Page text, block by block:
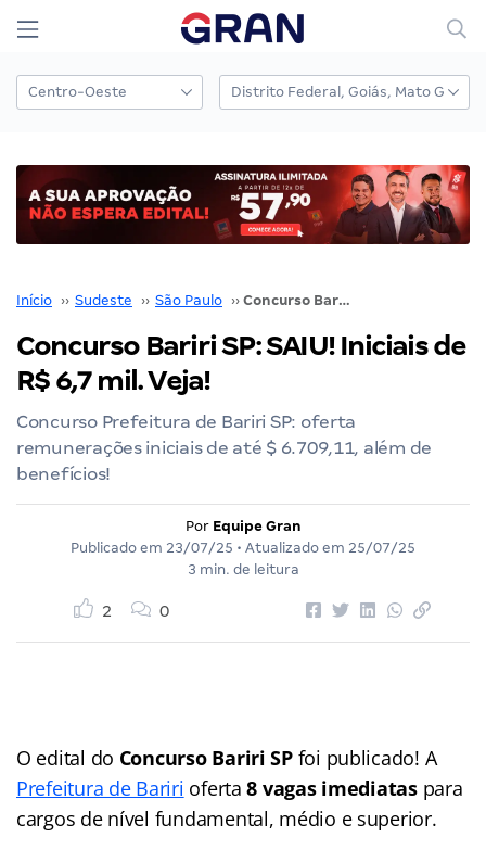
Início ›› Sudeste ›› São Paulo ›› Concurso Bariri SP: SAIU! Iniciais de R$ 6,7 mil. Veja!
Concurso Bariri SP: SAIU! Iniciais de
R$ 6,7 mil. Veja!
Concurso Prefeitura de Bariri SP: oferta
remunerações iniciais de até $ 6.709,11, além de
benefícios!
Por Equipe Gran
Publicado em 23/07/25 • Atualizado em 25/07/25
3 min. de leitura
2 0
O edital do Concurso Bariri SPfoi publicado! A
Prefeitura de Bariri oferta8 vagas imediataspara
cargos de nível fundamental, médio e superior.